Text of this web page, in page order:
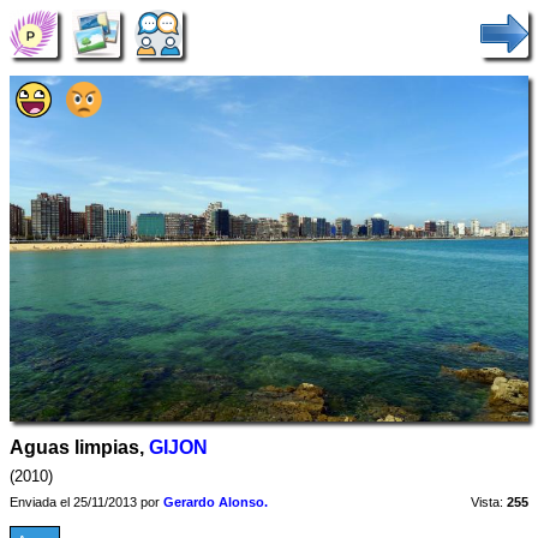
Aguas limpias, GIJON
(2010)
Enviada el 25/11/2013 por Gerardo Alonso. Vista: 255